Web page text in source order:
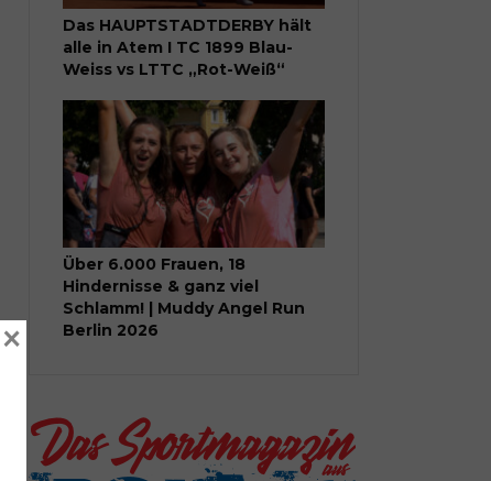
Das HAUPTSTADTDERBY hält
alle in Atem I TC 1899 Blau-
Weiss vs LTTC „Rot-Weiß“
Über 6.000 Frauen, 18
Hindernisse & ganz viel
Schlamm! | Muddy Angel Run
Berlin 2026
×